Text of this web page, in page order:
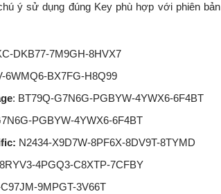
ý sử dụng đúng Key phù hợp với phiên bản
DKB77-7M9GH-8HVX7
6WMQ6-BX7FG-H8Q99
: BT79Q-G7N6G-PGBYW-4YWX6-6F4BT
PGBYW-4YWX6-6F4BT
N2434-X9D7W-8PF6X-8DV9T-8TYMD
4PGQ3-C8XTP-7CFBY
9MPGT-3V66T